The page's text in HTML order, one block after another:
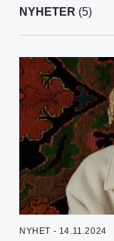
NYHETER (5)
NYHET - 14.11.2024